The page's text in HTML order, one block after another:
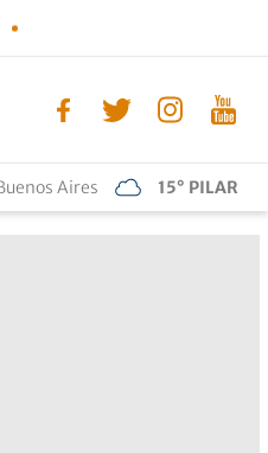
Aires 15° PILAR